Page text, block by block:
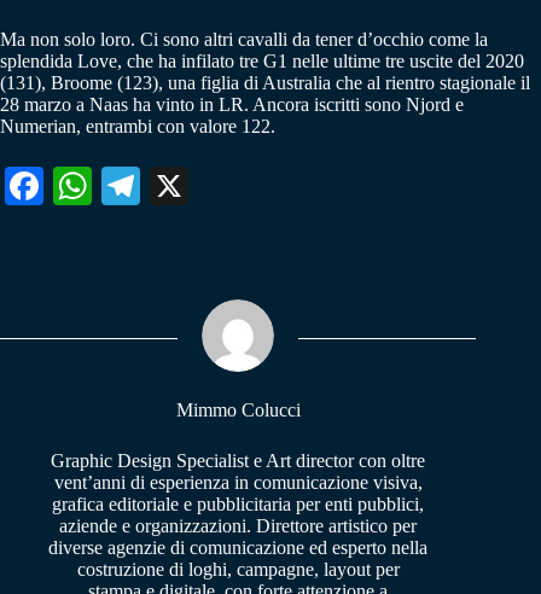
Ma non solo loro. Ci sono altri cavalli da tener d’occhio come la
splendida Love, che ha infilato tre G1 nelle ultime tre uscite del 2020
(131), Broome (123), una figlia di Australia che al rientro stagionale il
28 marzo a Naas ha vinto in LR. Ancora iscritti sono Njord e
Numerian, entrambi con valore 122.
Fa W
pp
Te
m
Mimmo Colucci
Graphic Design Specialist e Art director con oltre
vent’anni di esperienza in comunicazione visiva,
grafica editoriale e pubblicitaria per enti pubblici,
aziende e organizzazioni. Direttore artistico per
diverse agenzie di comunicazione ed esperto nella
costruzione di loghi, campagne, layout per